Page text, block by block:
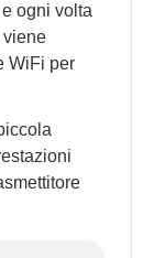
ogni volta
viene
WiFi per